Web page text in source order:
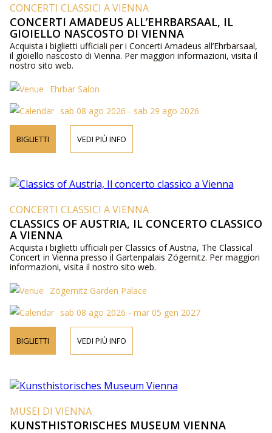
CONCERTI CLASSICI A VIENNA
CONCERTI AMADEUS ALL’EHRBARSAAL, IL
GIOIELLO NASCOSTO DI VIENNA
Acquista i biglietti ufficiali per i Concerti Amadeus all’Ehrbarsaal,
il gioiello nascosto di Vienna. Per maggiori informazioni, visita il
nostro sito web.
Ehrbar Salon
sab 08 ago 2026 - sab 29 ago 2026
BIGLIETTI VEDI PIÙ INFO
CONCERTI CLASSICI A VIENNA
CLASSICS OF AUSTRIA, IL CONCERTO CLASSICO
A VIENNA
Acquista i biglietti ufficiali per Classics of Austria, The Classical
Concert in Vienna presso il Gartenpalais Zögernitz. Per maggiori
informazioni, visita il nostro sito web.
Zögernitz Garden Palace
sab 08 ago 2026 - mar 05 gen 2027
BIGLIETTI VEDI PIÙ INFO
MUSEI DI VIENNA
KUNSTHISTORISCHES MUSEUM VIENNA